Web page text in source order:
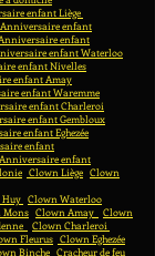
enfant Liège
Anniversaire enfant
enfant
enfant Waterloo
enfant Nivelles
enfant Amay
enfant Waremme
enfant Charleroi
enfant Gembloux
enfant Eghezée
enfant
Anniversaire enfant
Clown Liège Clown
Huy Clown Waterloo
Mons Clown Amay
Clown
Clown Charleroi
Fleurus Clown Eghezée
Binche Cracheur de feu